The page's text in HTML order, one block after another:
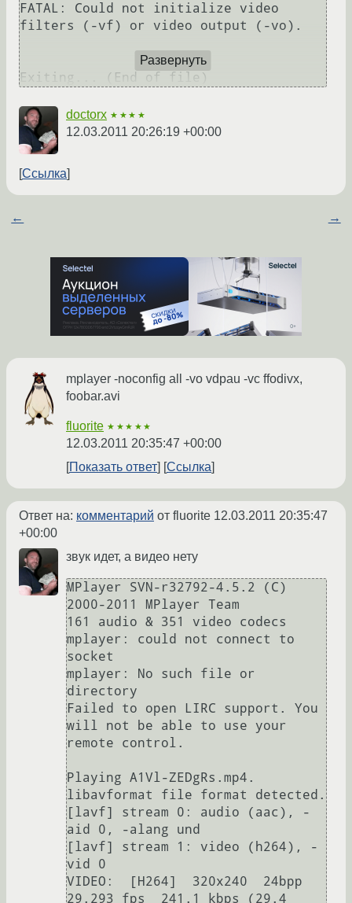
FATAL: Could not initialize video
filters (-vf) or video output (-vo).
Exiting... (End of file)
Развернуть
doctorx ★★★★
12.03.2011 20:26:19 +00:00
Ссылка
← →
mplayer -noconfig all -vo vdpau -vc ffodivx,
foobar.avi
fluorite ★★★★★
12.03.2011 20:35:47 +00:00
Показать ответ
Ссылка
Ответ на: комментарий от fluorite 12.03.2011 20:35:47
+00:00
звук идет, а видео нету
MPlayer SVN-r32792-4.5.2 (C)
2000-2011 MPlayer Team
161 audio & 351 video codecs
mplayer: could not connect to
socket
mplayer: No such file or
directory
Failed to open LIRC support. You
will not be able to use your
remote control.
Playing A1Vl-ZEDgRs.mp4.
libavformat file format detected.
[lavf] stream 0: audio (aac), -
aid 0, -alang und
[lavf] stream 1: video (h264), -
vid 0
VIDEO:  [H264]  320x240  24bpp
29.293 fps  241.1 kbps (29.4